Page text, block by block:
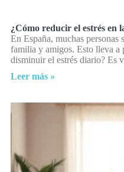
¿Cómo reducir el estrés en
En España, muchas personas
familia y amigos. Esto lleva a
disminuir el estrés diario? Es
Leer más »